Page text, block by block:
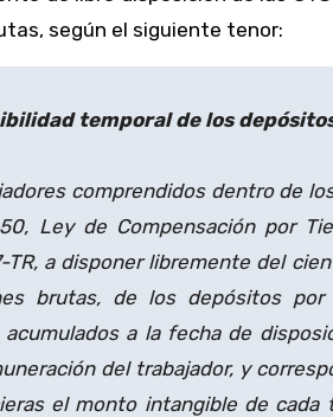
según el siguiente tenor:
temporal de los
comprendidos dentro de
Ley de Compensación por
a disponer libremente del
brutas, de los depósitos
a la fecha de
del trabajador, y
el monto intangible de cada